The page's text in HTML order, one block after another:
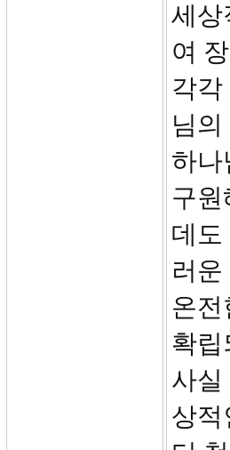
세상
여
각
님
하나
구
데도
러
온
확
사실
상적